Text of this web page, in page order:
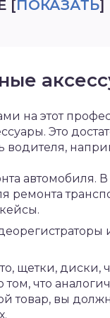
[ ПОКАЗАТЬ]
на этот
Это
водителя,
автомобиля.
ремонта
щетки, диски,
том, что
товар, вы